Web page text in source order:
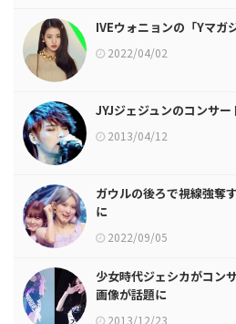
IVEウォニョンの「Yマガ
2022/04/02
JYJジェジュンのコンサ
2013/04/12
ガウルの後ろで視線強奪
に
2022/09/05
少女時代ジェシカがコン
画像が話題に
2013/12/23